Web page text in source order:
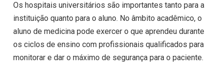
Os hospitais universitários são importantes tanto para a
instituição quanto para o aluno. No âmbito acadêmico, o
aluno de medicina pode exercer o que aprendeu durante
os ciclos de ensino com profissionais qualificados para
monitorar e dar o máximo de segurança para o paciente.